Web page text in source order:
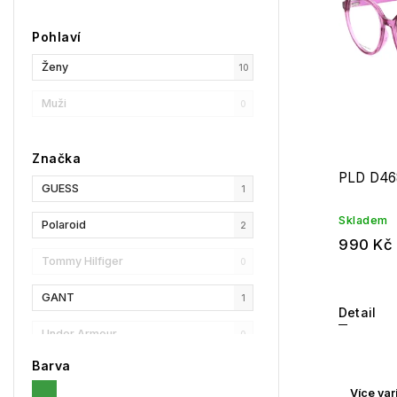
Pohlaví
Ženy 10
Muži 0
Značka
GUESS 1
Polaroid 2
Tommy Hilfiger 0
GANT 1
Under Armour 0
Privé Revaux
Barva
PLD
Skladem
990 Kč
Detail
Více